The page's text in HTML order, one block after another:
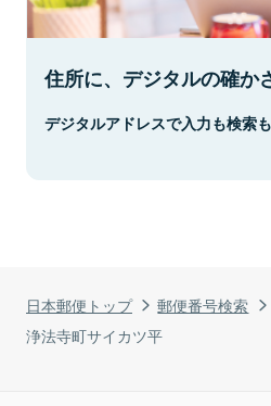
日本郵便トップ 郵便番号検索
浄法寺町サイカツ平
住所に、デジタルの確か
デジタルアドレスで入力も検索も